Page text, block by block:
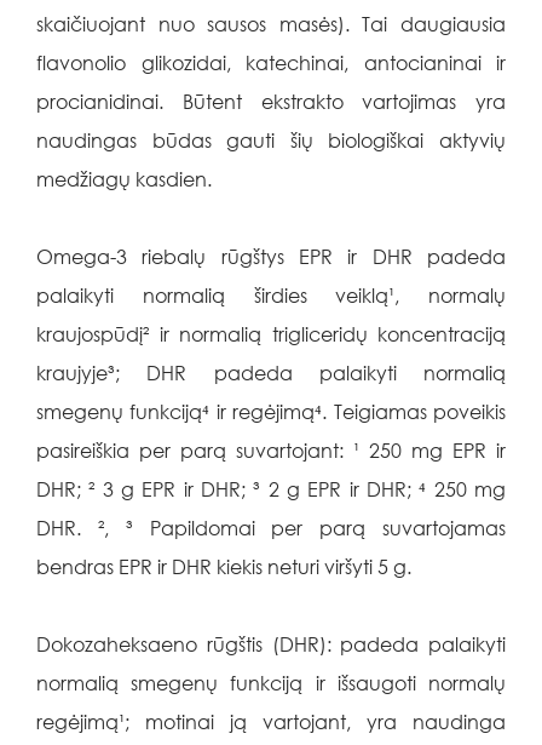
skaičiuojant nuo sausos masės). Tai daugiausia
flavonolio glikozidai, katechinai, antocianinai ir
procianidinai. Būtent ekstrakto vartojimas yra
naudingas būdas gauti šių biologiškai aktyvių
medžiagų kasdien.
Omega-3 riebalų rūgštys EPR ir DHR padeda
palaikyti normalią širdies veiklą¹, normalų
kraujospūdį² ir normalią trigliceridų koncentraciją
kraujyje³; DHR padeda palaikyti normalią
smegenų funkciją⁴ ir regėjimą⁴. Teigiamas poveikis
pasireiškia per parą suvartojant: ¹ 250 mg EPR ir
DHR; ² 3 g EPR ir DHR; ³ 2 g EPR ir DHR; ⁴ 250 mg
DHR. ², ³ Papildomai per parą suvartojamas
bendras EPR ir DHR kiekis neturi viršyti 5 g.
Dokozaheksaeno rūgštis (DHR): padeda palaikyti
normalią smegenų funkciją ir išsaugoti normalų
regėjimą¹; motinai ją vartojant, yra naudinga